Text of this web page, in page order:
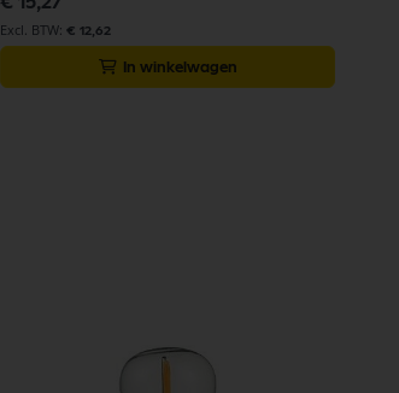
€ 12,62
In winkelwagen